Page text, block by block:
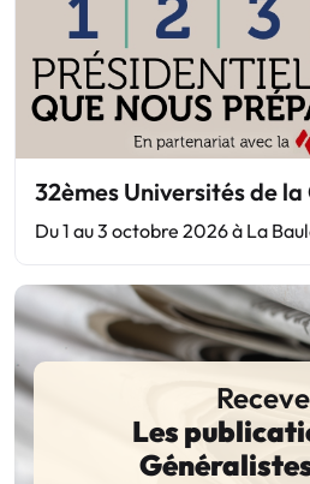
32èmes Universités de la
Du 1 au 3 octobre 2026 à La
Les